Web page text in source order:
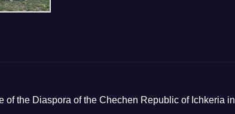
of the Diaspora of the Chechen Republic of Ichkeria in